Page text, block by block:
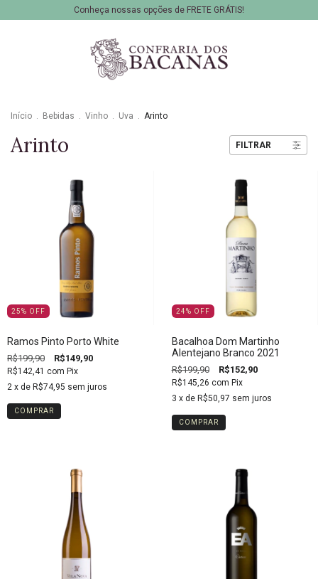
Conheça nossas opções de FRETE GRÁTIS!
Início . Bebidas . Vinho . Uva . Arinto
Arinto FILTRAR
25% OFF
Ramos Pinto Porto White
R$199,90 R$149,90
R$142,41 com Pix
2 x de R$74,95 sem juros
24% OFF
Bacalhoa Dom Martinho
Alentejano Branco 2021
R$199,90 R$152,90
R$145,26 com Pix
3 x de R$50,97 sem juros